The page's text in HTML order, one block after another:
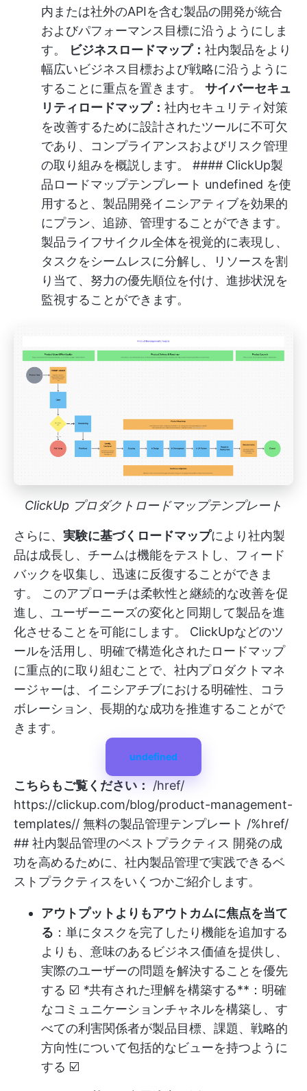
内または社外のAPIを含む製品の開発が統合
およびパフォーマンス目標に沿うようにしま
す。
ビジネスロードマップ： 社内製品をより
幅広いビジネス目標および戦略に沿うように
することに重点を置きます。 サイバーセキュ
リティロードマップ： 社内セキュリティ対策
を改善するために設計されたツールに不可欠
であり、コンプライアンスおよびリスク管理
の取り組みを概説します。 #### ClickUp製
品ロードマップテンプレート undefined を使
用すると、製品開発イニシアティブを効果的
にプラン、追跡、管理することができます。
製品ライフサイクル全体を視覚的に表現し、
タスクをシームレスに分解し、リソースを割
り当て、努力の優先順位を付け、進捗状況を
監視することができます。
ClickUp プロダクトロードマップテンプレート
さらに、 実験に基づくロードマップにより社内製
品は成長し、チームは機能をテストし、フィード
バックを収集し、迅速に反復することができま
す。 このアプローチは柔軟性と継続的な改善を促
進し、ユーザーニーズの変化と同期して製品を進
化させることを可能にします。 ClickUpなどのツ
ールを活用し、明確で構造化されたロードマップ
に重点的に取り組むことで、社内プロダクトマネ
ージャーは、イニシアチブにおける明確性、コラ
ボレーション、長期的な成功を推進することがで
きます。
undefined
こちらもご覧ください：
/href/
https://clickup.com/blog/product-management-
templates// 無料の製品管理テンプレート /%href/
## 社内製品管理のベストプラクティス 開発の成
功を高めるために、社内製品管理で実践できるベ
ストプラクティスをいくつかご紹介します。
アウトプットよりもアウトカムに焦点を当て
る ：単にタスクを完了したり機能を追加する
よりも、意味のあるビジネス価値を提供し、
実際のユーザーの問題を解決することを優先
する ☑️ *共有された理解を構築する**：明確
なコミュニケーションチャネルを構築し、す
べての利害関係者が製品目標、課題、戦略的
方向性について包括的なビューを持つように
する ☑️